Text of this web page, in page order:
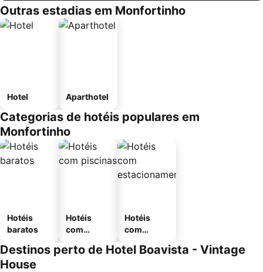
Outras estadias em Monfortinho
Hotel Aparthotel
Categorias de hotéis populares em
Monfortinho
Hotéis
baratos
Hotéis
com
Hotéis
com
mento
Destinos perto de Hotel Boavista - Vintage
House